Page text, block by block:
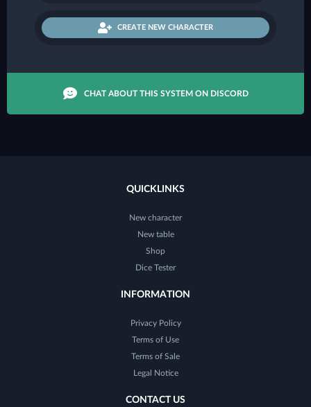
CREATE NEW CHARACTER
CHAT ABOUT THIS SYSTEM ON DISCORD
QUICKLINKS
New character
New table
Shop
Dice Tester
INFORMATION
Privacy Policy
Terms of Use
Terms of Sale
Legal Notice
CONTACT US